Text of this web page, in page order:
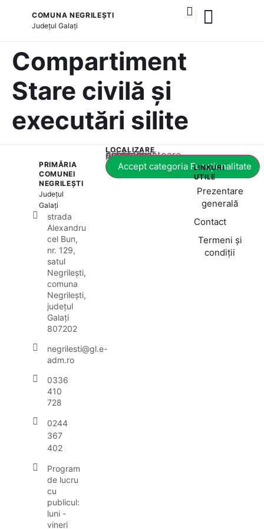
COMUNA NEGRILEȘTI
Județul Galați
Compartiment
Stare civilă și
executări silite
PRIMĂRIA
COMUNEI
NEGRILEȘTI
Județul
Galați
strada
Alexandru
cel Bun,
nr. 129,
satul
Negrilești,
comuna
Negrilești,
județul
Galați
807202
negrilesti@gl.e-
adm.ro
0336
410
728
0244
367
402
Program
de lucru
cu
publicul:
luni -
vineri
LOCALIZARE
Acest conținut este blocat până când acceptați categoria corespunzătoare de cookie-uri.
Accept categoria Funcționalitate
LINKURI
UTILE
Prezentare
generală
Contact
Termeni și
condiții